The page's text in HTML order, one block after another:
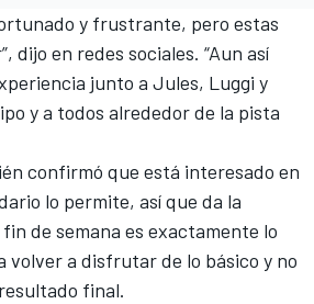
y frustrante, pero estas
dijo en redes sociales. “Aun así
junto a Jules, Luggi y
y a todos alrededor de la pista
confirmó que está interesado en
lo permite, así que da la
de semana es exactamente lo
volver a disfrutar de lo básico y no
final.